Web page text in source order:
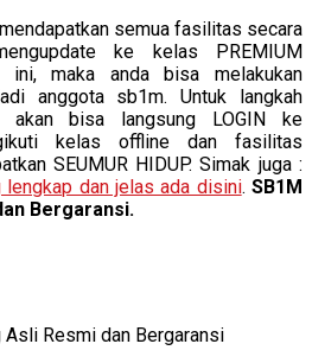
semua fasilitas secara
ke kelas PREMIUM
ini, maka anda bisa melakukan
anggota sb1m. Untuk langkah
akan bisa langsung LOGIN ke
kelas offline dan fasilitas
SEUMUR HIDUP. Simak juga :
dan jelas ada disini.SB1M
Bergaransi.